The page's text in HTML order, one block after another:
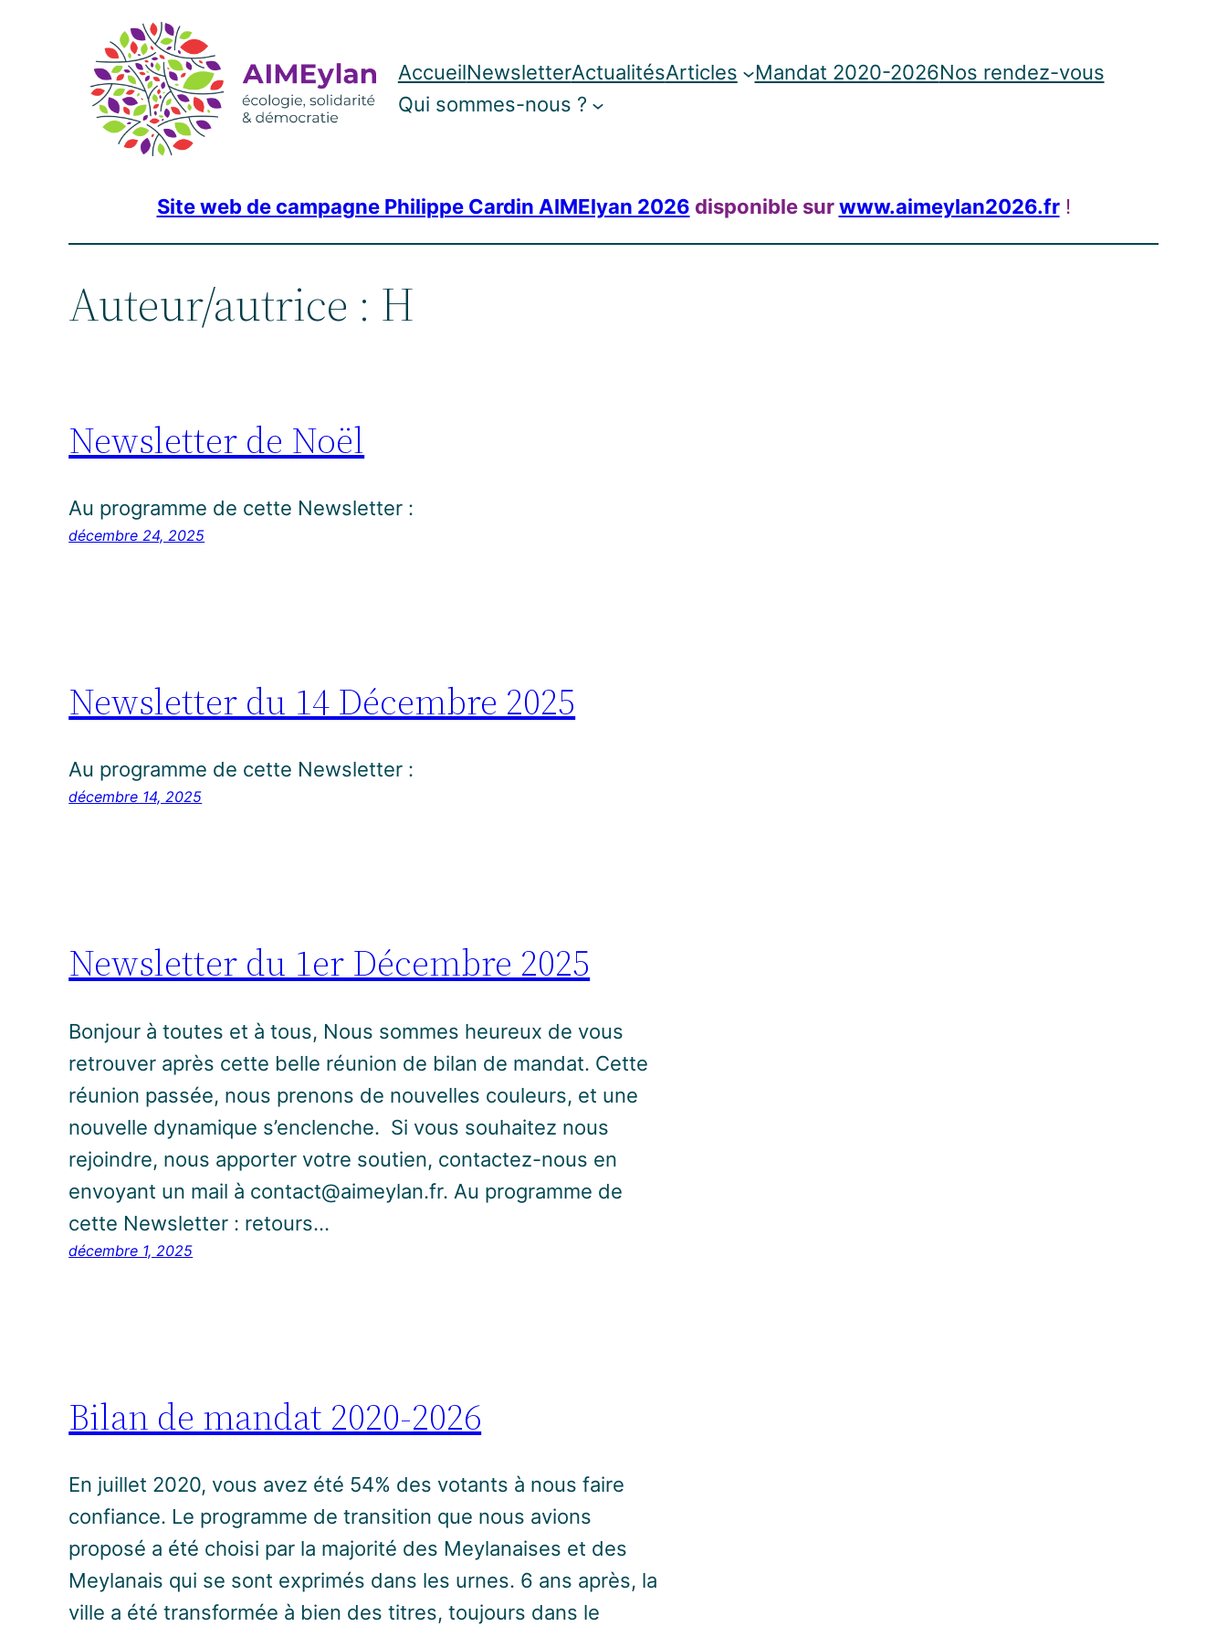
AccueilNewsletterActualitésArticles Mandat 2020-2026Nos rendez-vous
Qui sommes-nous ?
Site web de campagne Philippe Cardin AIMElyan 2026 disponible surwww.aimeylan2026.fr!
Auteur/autrice : H
Newsletter de Noël
Au programme de cette Newsletter :
décembre 24, 2025
Newsletter du 14 Décembre 2025
Au programme de cette Newsletter :
décembre 14, 2025
Newsletter du 1er Décembre 2025
Bonjour à toutes et à tous, Nous sommes heureux de vous
retrouver après cette belle réunion de bilan de mandat. Cette
réunion passée, nous prenons de nouvelles couleurs, et une
nouvelle dynamique s’enclenche. Si vous souhaitez nous
rejoindre, nous apporter votre soutien, contactez-nous en
envoyant un mail à contact@aimeylan.fr. Au programme de
cette Newsletter : retours…
décembre 1, 2025
Bilan de mandat 2020-2026
En juillet 2020, vous avez été 54% des votants à nous faire
confiance. Le programme de transition que nous avions
proposé a été choisi par la majorité des Meylanaises et des
Meylanais qui se sont exprimés dans les urnes. 6 ans après, la
ville a été transformée à bien des titres, toujours dans le